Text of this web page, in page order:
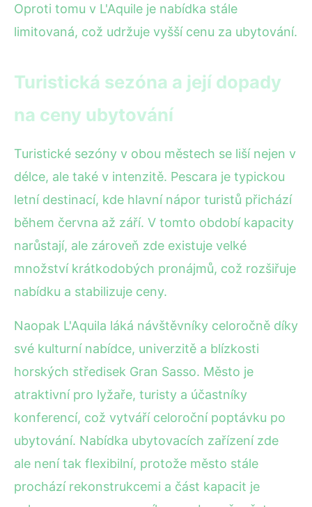
Oproti tomu v L'Aquile je nabídka stále
limitovaná, což udržuje vyšší cenu za ubytování.
Turistická sezóna a její dopady
na ceny ubytování
Turistické sezóny v obou městech se liší nejen v
délce, ale také v intenzitě. Pescara je typickou
letní destinací, kde hlavní nápor turistů přichází
během června až září. V tomto období kapacity
narůstají, ale zároveň zde existuje velké
množství krátkodobých pronájmů, což rozšiřuje
nabídku a stabilizuje ceny.
Naopak L'Aquila láká návštěvníky celoročně díky
své kulturní nabídce, univerzitě a blízkosti
horských středisek Gran Sasso. Město je
atraktivní pro lyžaře, turisty a účastníky
konferencí, což vytváří celoroční poptávku po
ubytování. Nabídka ubytovacích zařízení zde
ale není tak flexibilní, protože město stále
prochází rekonstrukcemi a část kapacit je